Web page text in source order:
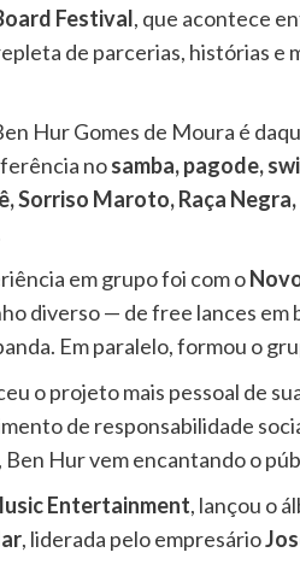
Festival, que acontece
de parcerias, histórias e
Hur Gomes de Moura é
nosamba, pagode,
Sorriso Maroto, Raça
em grupo foi com o
diverso — de free lances em
Em paralelo, formou o
o projeto mais pessoal de
de responsabilidade
Hur vem encantando o
Entertainment, lançou o
, liderada pelo empresário